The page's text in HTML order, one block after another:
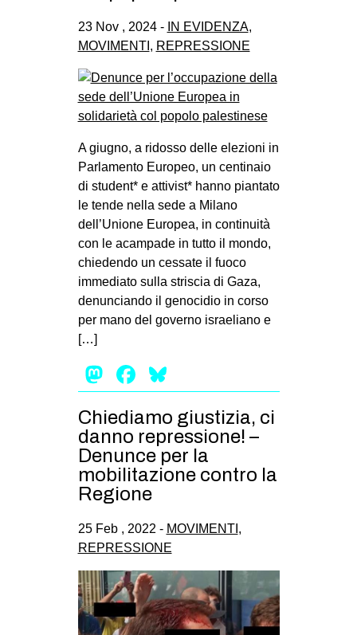
23 Nov , 2024 - IN EVIDENZA,
MOVIMENTI , REPRESSIONE
A giugno, a ridosso delle elezioni in
Parlamento Europeo, un centinaio
di student* e attivist* hanno piantato
le tende nella sede a Milano
dell’Unione Europea, in continuità
con le acampade in tutto il mondo,
chiedendo un cessate il fuoco
immediato sulla striscia di Gaza,
denunciando il genocidio in corso
per mano del governo israeliano e
[…]
Mastodon
Facebook
Chiediamo giustizia, ci
danno repressione! –
Denunce per la
mobilitazione contro la
Regione
25 Feb , 2022 - MOVIMENTI ,
REPRESSIONE